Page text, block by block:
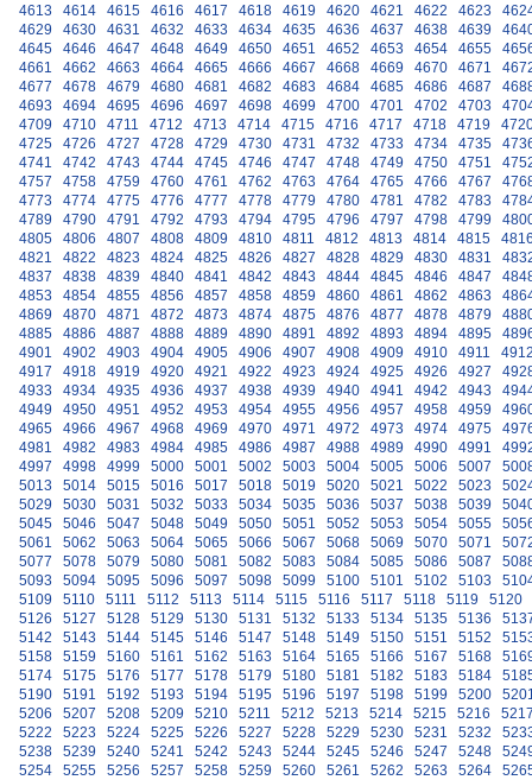
4613 4614 4615 4616 4617 4618 4619 4620 4621 4622 4623
4629
4630 4631 4632 4633 4634 4635 4636 4637 4638 4639
4645
4646 4647 4648 4649 4650 4651 4652 4653 4654 4655
4661
4662 4663 4664 4665 4666 4667 4668 4669 4670 4671
4677
4678 4679 4680 4681 4682 4683 4684 4685 4686 4687
4693
4694 4695 4696 4697 4698 4699 4700 4701 4702 4703
4709
4710 4711 4712 4713 4714 4715 4716 4717 4718 4719
4725
4726 4727 4728 4729 4730 4731 4732 4733 4734 4735
4741
4742 4743 4744 4745 4746 4747 4748 4749 4750 4751
4757
4758 4759 4760 4761 4762 4763 4764 4765 4766 4767
4773
4774 4775 4776 4777 4778 4779 4780 4781 4782 4783
4789
4790 4791 4792 4793 4794 4795 4796 4797 4798 4799
4805
4806 4807 4808 4809 4810 4811 4812 4813 4814 4815
4821
4822 4823 4824 4825 4826 4827 4828 4829 4830 4831
4837
4838 4839 4840 4841 4842 4843 4844 4845 4846 4847
4853
4854 4855 4856 4857 4858 4859 4860 4861 4862 4863
4869
4870 4871 4872 4873 4874 4875 4876 4877 4878 4879
4885
4886 4887 4888 4889 4890 4891 4892 4893 4894 4895
4901
4902 4903 4904 4905 4906 4907 4908 4909 4910 4911
4917
4918 4919 4920 4921 4922 4923 4924 4925 4926 4927
4933
4934 4935 4936 4937 4938 4939 4940 4941 4942 4943
4949
4950 4951 4952 4953 4954 4955 4956 4957 4958 4959
4965
4966 4967 4968 4969 4970 4971 4972 4973 4974 4975
4981
4982 4983 4984 4985 4986 4987 4988 4989 4990 4991
4997
4998 4999 5000 5001 5002 5003 5004 5005 5006 5007
5013
5014 5015 5016 5017 5018 5019 5020 5021 5022 5023
5029
5030 5031 5032 5033 5034 5035 5036 5037 5038 5039
5045
5046 5047 5048 5049 5050 5051 5052 5053 5054 5055
5061
5062 5063 5064 5065 5066 5067 5068 5069 5070 5071
5077
5078 5079 5080 5081 5082 5083 5084 5085 5086 5087
5093
5094 5095 5096 5097 5098 5099 5100 5101 5102 5103
5109
5110 5111 5112 5113 5114 5115 5116 5117 5118 5119
5120
5126
5127 5128 5129 5130 5131 5132 5133 5134 5135 5136
5142
5143 5144 5145 5146 5147 5148 5149 5150 5151 5152
5158
5159 5160 5161 5162 5163 5164 5165 5166 5167 5168
5174
5175 5176 5177 5178 5179 5180 5181 5182 5183 5184
5190
5191 5192 5193 5194 5195 5196 5197 5198 5199 5200
5206
5207 5208 5209 5210 5211 5212 5213 5214 5215 5216
5222
5223 5224 5225 5226 5227 5228 5229 5230 5231 5232
5238
5239 5240 5241 5242 5243 5244 5245 5246 5247 5248
5254
5255 5256 5257 5258 5259 5260 5261 5262 5263 5264